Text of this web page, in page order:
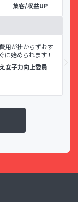
集客/収益UP
用が掛からずおす
に始められます！
女子力向上委員